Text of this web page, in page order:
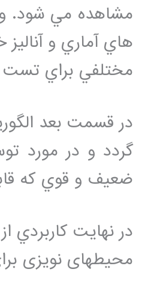
مشاهده مي شود. و
هاي آماري و
مختلفي براي تست
گردد و در مورد
ضعيف و قوي که
در نهايت کاربردي
محيطهای نويزی